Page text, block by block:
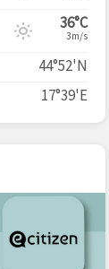
36°C
3m/s
44°52'N
17°39'E